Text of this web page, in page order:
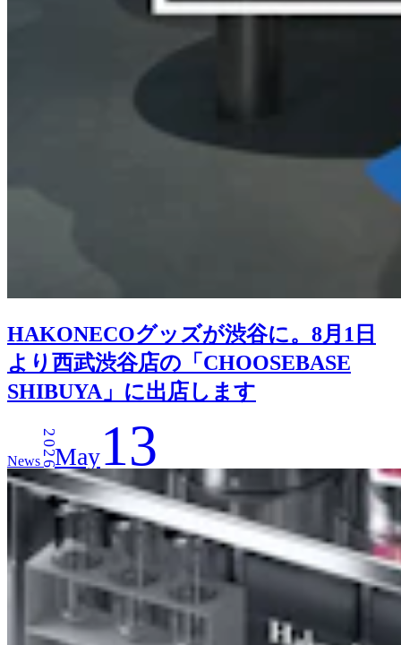
HAKONECOグッズが渋谷に。8月1日
より西武渋谷店の「CHOOSEBASE
SHIBUYA」に出店します
News 2026May13